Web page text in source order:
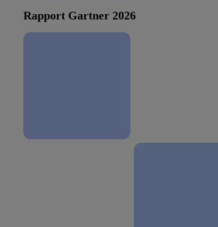
Rapport Gartner 2026